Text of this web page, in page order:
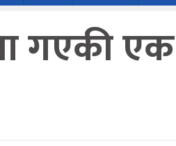
गएकी एक